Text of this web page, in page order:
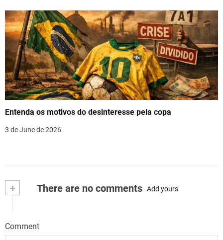
Entenda os motivos do desinteresse pela copa
3 de June de 2026
+ There are no comments Add yours
Comment